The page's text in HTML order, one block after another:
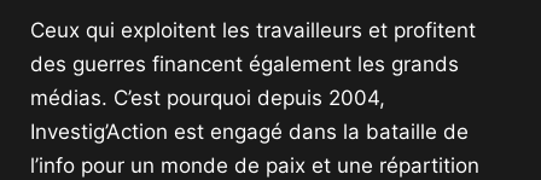
Ceux qui exploitent les travailleurs et profitent
des guerres financent également les grands
médias. C’est pourquoi depuis 2004,
Investig’Action est engagé dans la bataille de
l’info pour un monde de paix et une répartition